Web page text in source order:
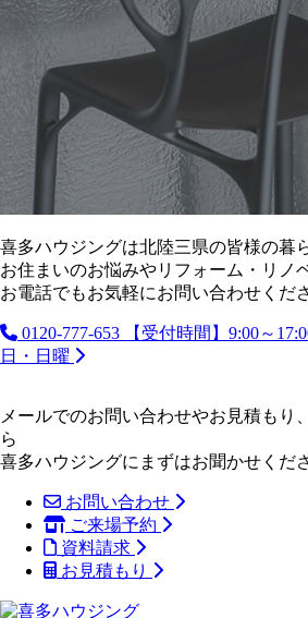
喜多ハウジングは北陸三県の皆様の暮
お住まいのお悩みやリフォーム・リノ
お電話でもお気軽にお問い合わせくだ
0120-777-653
【受付時間】9:00～
日・日曜
メールでのお問い合わせやお見積もり
ら
喜多ハウジングにまずはお聞かせくだ
お問い合わせ
ご来場予約
資料請求
お見積もり